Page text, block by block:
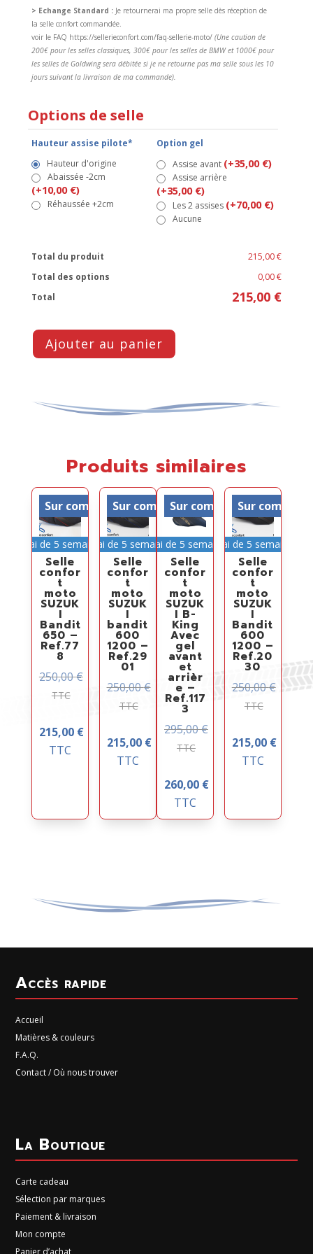
Options de selle
Hauteur assise pilote*
Hauteur d'origine
Abaissée -2cm
(+10,00 €)
Réhaussée +2cm
Option gel
Assise avant (+35,00 €)
Assise arrière
(+35,00 €)
Les 2 assises (+70,00 €)
Aucune
> Echange Standard :Je retournerai ma propre selle dès réception de
la selle confort commandée.
voir le FAQ https://sellerieconfort.com/faq-sellerie-moto/ (Une caution de
200€ pour les selles classiques, 300€ pour les selles de BMW et 1000€ pour
les selles de Goldwing sera débitée si je ne retourne pas ma selle sous les 10
jours suivant la livraison de ma commande).
Total du produit
215,00 €
Total des options
0,00 €
Total
215,00 €
Ajouter au panier
Produits similaires
Sur commande
Délai de 5 semaines
Selle
confor
t
moto
SUZUK
I
Bandit
650 –
Ref.77
8
250,00€
TTC
215,00 €
TTC
Sur commande
Délai de 5 semaines
Selle
confor
t
moto
SUZUK
I
bandit
600
1200 –
Ref.29
01
250,00€
TTC
215,00 €
TTC
Sur commande
Délai de 5 semaines
Selle
confor
t
moto
SUZUK
I B-
King
Avec
gel
avant
et
arrièr
e –
Ref.117
3
295,00€
TTC
260,00 €
TTC
Sur
Délai de 5 semaines
Selle
confor
t
moto
SUZUK
I
Bandit
600
1200 –
Ref.20
30
250,00€
TTC
215,00 €
TTC
Accès rapide
Accueil
Matières & couleurs
F.A.Q.
Contact / Où nous trouver
La Boutique
Carte cadeau
Sélection par marques
Paiement & livraison
Mon compte
Panier d’achat